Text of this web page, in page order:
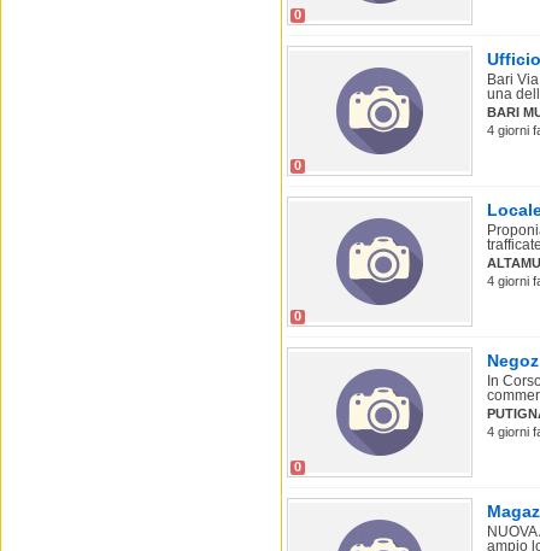
0
0
Bari
una
BARI
4 giorni
0
4 giorni
0
In
4 giorni
ampio